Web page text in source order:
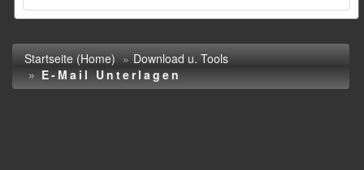
Startseite (Home)
Download u. Tools
E-Mail Unterlagen